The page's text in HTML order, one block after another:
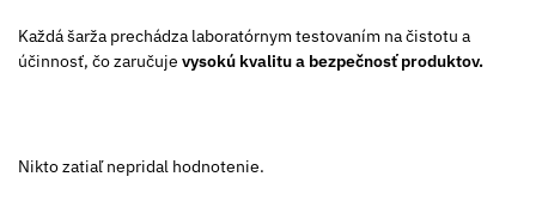
Každá šarža prechádza laboratórnym testovaním na čistotu a
účinnosť, čo zaručuje vysokú kvalitu a bezpečnosť produktov.
Nikto zatiaľ nepridal hodnotenie.